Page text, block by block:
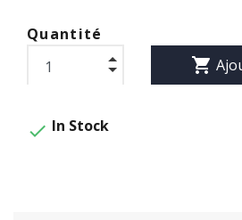
Quantité
shopping_cart
 In Stock